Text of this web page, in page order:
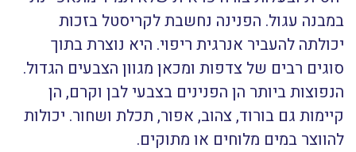
במבנה עגול. הפנינה נחשבת לקריסטל בזכות
יכולתה להעביר אנרגית ריפוי. היא נוצרת בתוך
סוגים רבים של צדפות ומכאן מגוון הצבעים הגדול.
הנפוצות ביותר הן הפנינים בצבעי לבן וקרם, הן
קיימות גם בורוד, צהוב, אפור, תכלת ושחור. יכולות
להווצר במים מלוחים או מתוקים.